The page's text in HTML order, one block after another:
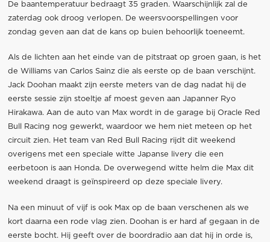
De baantemperatuur bedraagt 35 graden. Waarschijnlijk zal de
zaterdag ook droog verlopen. De weersvoorspellingen voor
zondag geven aan dat de kans op buien behoorlijk toeneemt.
Als de lichten aan het einde van de pitstraat op groen gaan, is het
de Williams van Carlos Sainz die als eerste op de baan verschijnt.
Jack Doohan maakt zijn eerste meters van de dag nadat hij de
eerste sessie zijn stoeltje af moest geven aan Japanner Ryo
Hirakawa. Aan de auto van Max wordt in de garage bij Oracle Red
Bull Racing nog gewerkt, waardoor we hem niet meteen op het
circuit zien. Het team van Red Bull Racing rijdt dit weekend
overigens met een speciale witte Japanse livery die een
eerbetoon is aan Honda. De overwegend witte helm die Max dit
weekend draagt is geïnspireerd op deze speciale livery.
Na een minuut of vijf is ook Max op de baan verschenen als we
kort daarna een rode vlag zien. Doohan is er hard af gegaan in de
eerste bocht. Hij geeft over de boordradio aan dat hij in orde is,